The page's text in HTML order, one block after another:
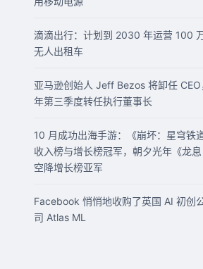
滴滴出行：计划到 2030 年运营 100
无人出租车
亚马逊创始人 Jeff Bezos 将卸任 CEO
年第三季度转任执行董事长
10 月成功出海手游：《崩坏：星穹铁
收入榜与增长榜冠军，朝夕光年《龙息
空降增长榜亚军
Facebook 悄悄地收购了英国 AI 初创
司 Atlas ML